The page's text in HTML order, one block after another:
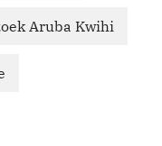
Aruba Kwihi